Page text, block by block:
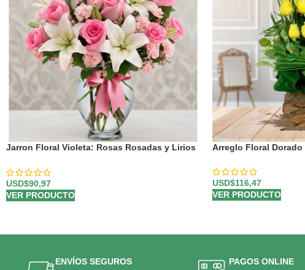
Jarron Floral Violeta: Rosas Rosadas y Lirios
USD$90,97
VER PRODUCTO
Arreglo Floral Dorado
USD$116,47
VER PRODUCTO
ENVÍOS SEGUROS
PAGOS ONLINE